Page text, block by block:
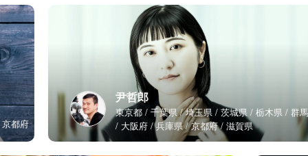
尹哲郎
東京都 千葉県 埼玉県 茨城県 栃木県
群馬県
大阪府
兵庫県 京都府 滋賀県